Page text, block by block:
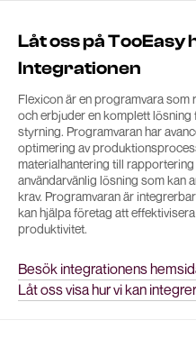
Låt oss på TooEasy
Integrationen
Flexicon är en programvara
och erbjuder en komplett
styrning. Programvaran har
optimering av
materialhantering till
användarvänlig lösning som kan
krav. Programvaran är
kan hjälpa företag att
produktivitet.
Låt oss visa hur vi kan
Besök integrationens